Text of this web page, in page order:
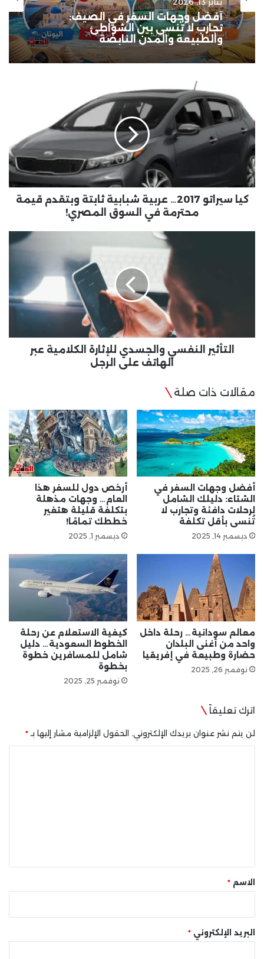
يناير 13, 2026
أفضل وجهات السفر في الصيف:
تجارب لا تُنسى بين الشواطئ
والطبيعة والمدن النابضة
سياحة وسفر
يناير 12, 2026
أخطاء يجب تجنّبها أثناء السفر — دليلك
لرحلة ممتعة وآمنة
سيراتو
2017…
عربية
شبابية
ثابتة
وبتقدم
قيمة
محترمة
في
كيا سيراتو 2017… عربية شبابية ثابتة وبتقدم قيمة
محترمة في السوق المصري!
الرجل
التأثير النفسي والجسدي للإثارة الكلامية عبر
الهاتف على الرجل
مقالات ذات صلة
أفضل وجهات السفر في
الشتاء: دليلك الشامل
لرحلات دافئة وتجارب لا
تُنسى بأقل تكلفة
ديسمبر 14, 2025
أرخص دول للسفر هذا
العام… وجهات مذهلة
بتكلفة قليلة هتغير
خططك تمامًا!
ديسمبر 1, 2025
معالم سودانية… رحلة داخل
واحد من أغنى البلدان
حضارة وطبيعة في إفريقيا
نوفمبر 26, 2025
كيفية الاستعلام عن رحلة
الخطوط السعودية… دليل
شامل للمسافرين خطوة
بخطوة
نوفمبر 25, 2025
اترك تعليقاً
لن يتم نشر عنوان بريدك الإلكتروني. الحقول الإلزامية مشار إليها بـ *
* الاسم *
البريد الإلكتروني *